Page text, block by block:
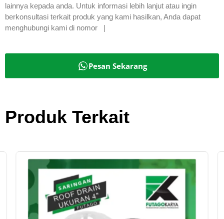
lainnya kepada anda. Untuk informasi lebih lanjut atau ingin
berkonsultasi terkait produk yang kami hasilkan, Anda dapat
menghubungi kami di nomor |
Pesan Sekarang
Produk Terkait